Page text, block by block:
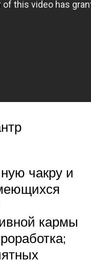
чакру и
кармы